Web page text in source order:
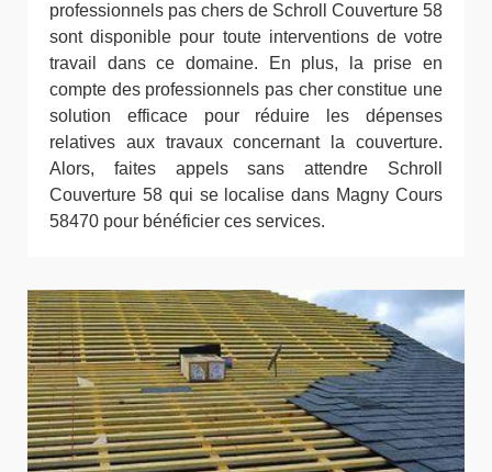
professionnels pas chers de Schroll Couverture 58
sont disponible pour toute interventions de votre
travail dans ce domaine. En plus, la prise en
compte des professionnels pas cher constitue une
solution efficace pour réduire les dépenses
relatives aux travaux concernant la couverture.
Alors, faites appels sans attendre Schroll
Couverture 58 qui se localise dans Magny Cours
58470 pour bénéficier ces services.